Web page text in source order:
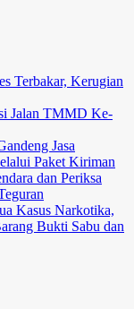
Terbakar, Kerugian
Jalan TMMD Ke-
Jasa
Paket Kiriman
dan Periksa
Kasus Narkotika,
Bukti Sabu dan